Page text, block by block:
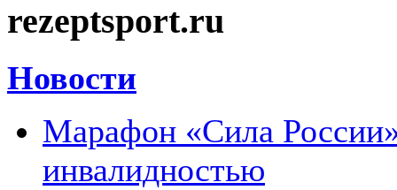
rezeptsport.ru
Новости
Марафон «Сила
инвалидностью